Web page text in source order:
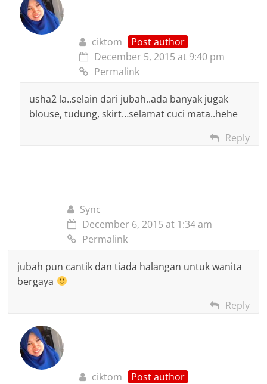
ciktom
Post author
December 5, 2015 at 9:40 pm
Permalink
usha2 la..selain dari jubah..ada banyak jugak
blouse, tudung, skirt…selamat cuci mata..hehe
Reply
Sync
December 6, 2015 at 1:34 am
Permalink
jubah pun cantik dan tiada halangan untuk wanita
bergaya
Reply
ciktom
Post author